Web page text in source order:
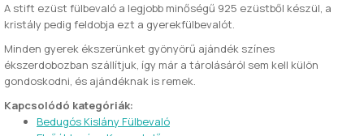
A stift ezüst fülbevaló a legjobb minőségű 925 ezüstből készül, a
kristály pedig feldobja ezt a gyerekfülbevalót.
Minden gyerek ékszerünket gyönyörű ajándék színes
ékszerdobozban szállítjuk, így már a tárolásáról sem kell külön
gondoskodni, és ajándéknak is remek.
Kapcsolódó kategóriák:
Bedugós Kislány Fülbevaló